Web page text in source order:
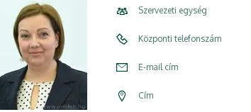
Szervezeti egység
Központi telefonszám
E-mail cím
Cím